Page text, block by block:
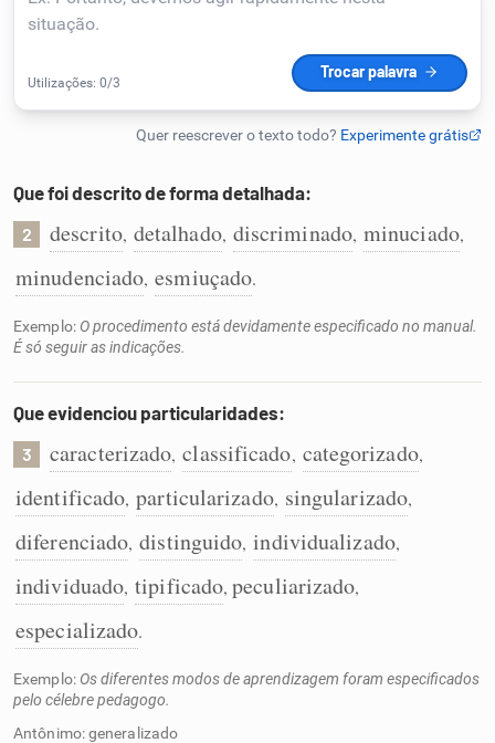
Conexões
Caça-palavras
Sinônimos
Que foi descrito de forma detalhada:
2 descrito, detalhado, discriminado, minuciado,
minudenciado, esmiuçado.
Exemplo: O procedimento está devidamente especificado no manual.
É só seguir as indicações.
Que evidenciou particularidades:
3 caracterizado, classificado, categorizado,
identificado, particularizado, singularizado,
diferenciado, distinguido, individualizado,
individuado, tipificado,peculiarizado,
especializado.
Exemplo: Os diferentes modos de aprendizagem foram especificados
pelo célebre pedagogo.
Antônimo: generalizado